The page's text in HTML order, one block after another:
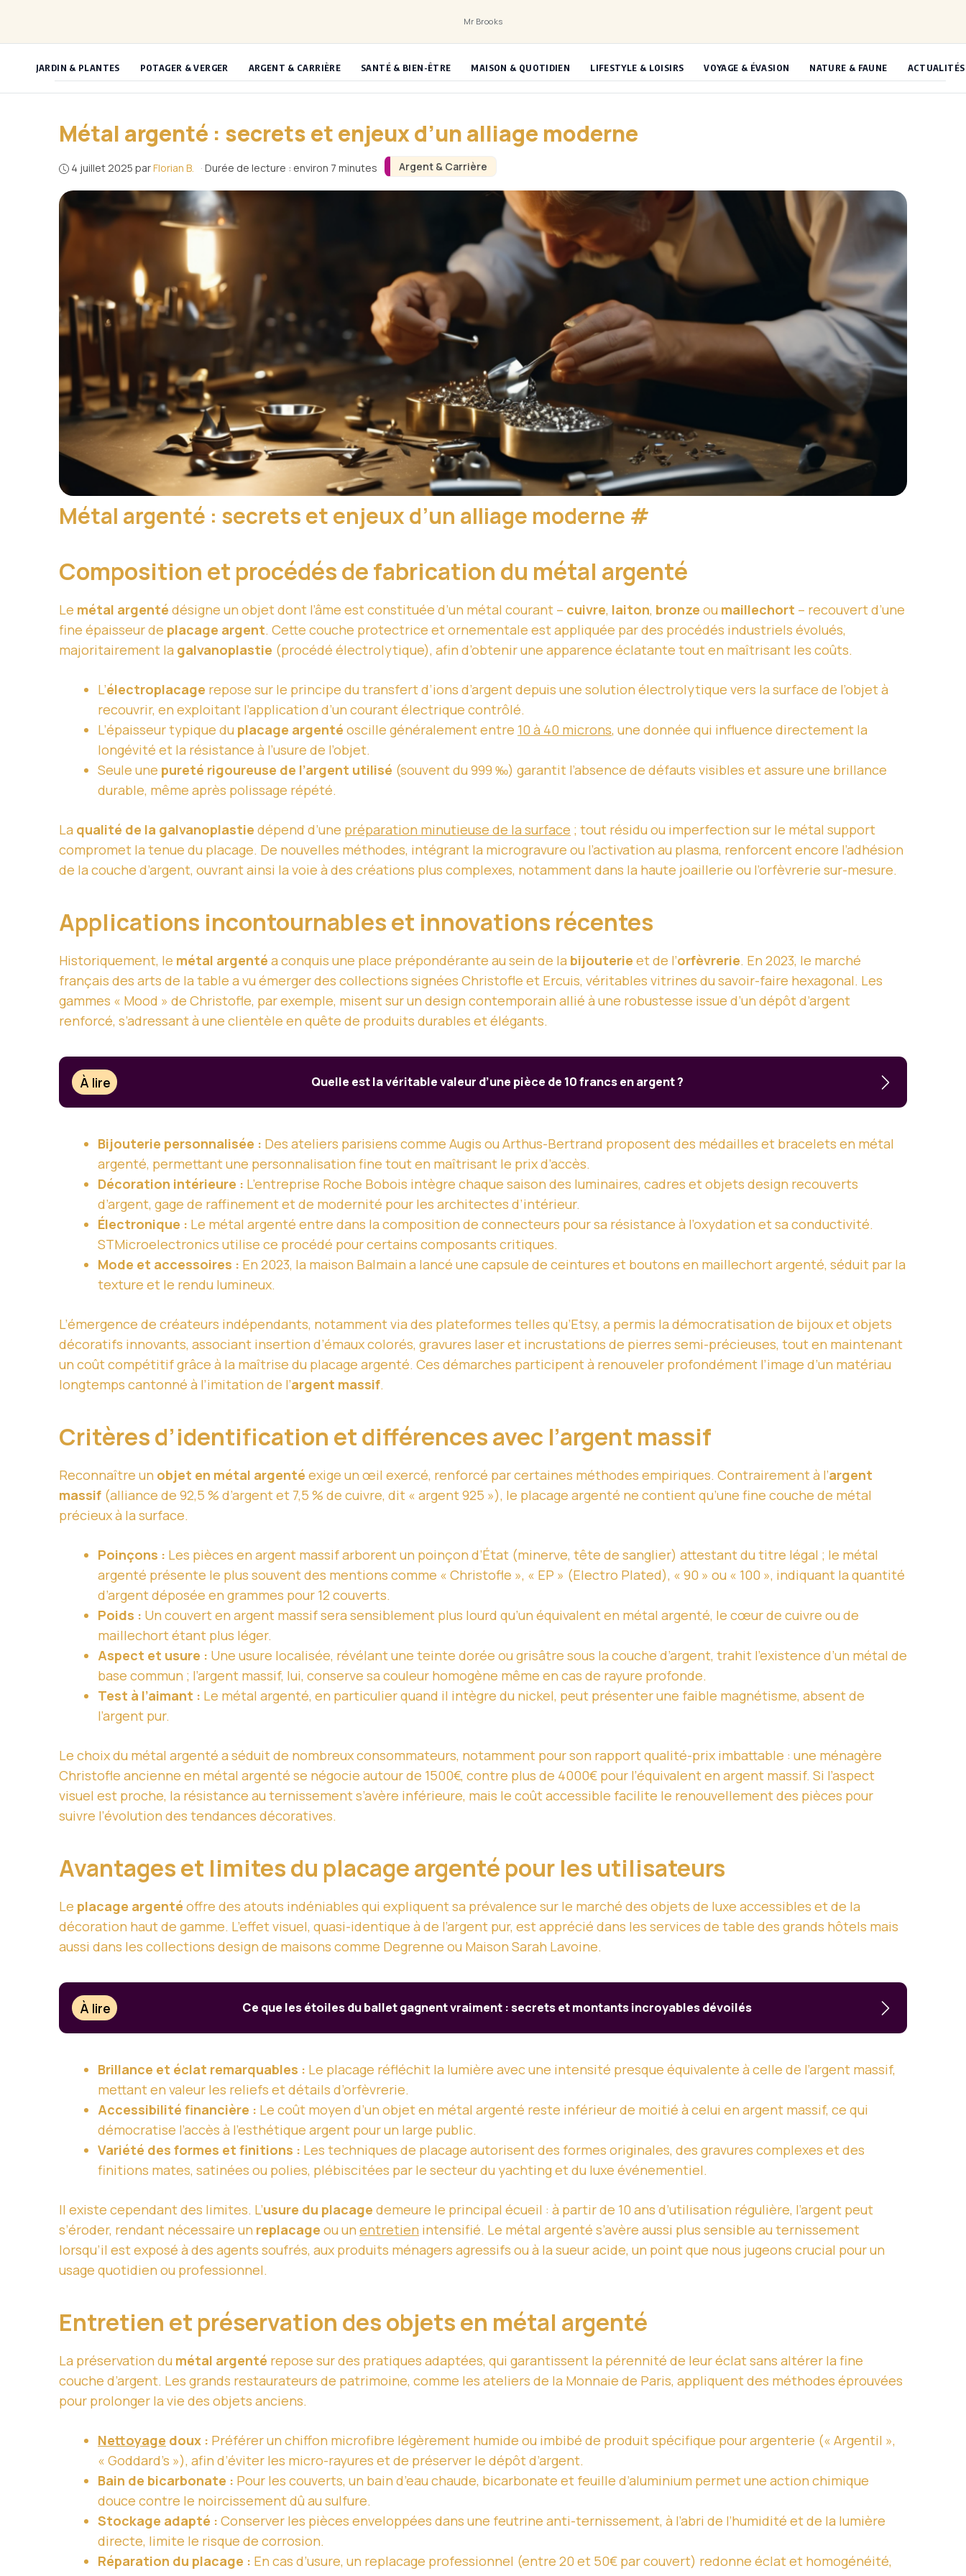
contenu
Mr Brooks
JARDIN & PLANTES POTAGER & VERGER ARGENT & CARRIÈRE SANTÉ & BIEN-ÊTRE MAISON & QUOTIDIEN LIFESTYLE & LOISIRS VOYAGE & ÉVASION NATURE & FAUNE ACTUALITÉS
Argent & Carrière
Métal argenté : secrets et enjeux d’un alliage moderne
4 juillet 2025 parFlorian B. · Durée de lecture : environ 7 minutes
Métal argenté : secrets et enjeux d’un alliage moderne #
Composition et procédés de fabrication du métal argenté
Le métal argenté désigne un objet dont l’âme est constituée d’un métal courant – cuivre, laiton, bronze ou maillechort – recouvert d’une
fine épaisseur de placage argent. Cette couche protectrice et ornementale est appliquée par des procédés industriels évolués,
majoritairement la galvanoplastie (procédé électrolytique), afin d’obtenir une apparence éclatante tout en maîtrisant les coûts.
L’électroplacage repose sur le principe du transfert d’ions d’argent depuis une solution électrolytique vers la surface de l’objet à
recouvrir, en exploitant l’application d’un courant électrique contrôlé.
L’épaisseur typique du placage argenté oscille généralement entre 10 à 40 microns, une donnée qui influence directement la
longévité et la résistance à l’usure de l’objet.
Seule une pureté rigoureuse de l’argent utilisé (souvent du 999 ‰) garantit l’absence de défauts visibles et assure une brillance
durable, même après polissage répété.
La qualité de la galvanoplastie dépend d’une préparation minutieuse de la surface ; tout résidu ou imperfection sur le métal support
compromet la tenue du placage. De nouvelles méthodes, intégrant la microgravure ou l’activation au plasma, renforcent encore l’adhésion
de la couche d’argent, ouvrant ainsi la voie à des créations plus complexes, notamment dans la haute joaillerie ou l’orfèvrerie sur-mesure.
Applications incontournables et innovations récentes
Historiquement, le métal argenté a conquis une place prépondérante au sein de la bijouterie et de l’orfèvrerie. En 2023, le marché
français des arts de la table a vu émerger des collections signées Christofle et Ercuis, véritables vitrines du savoir-faire hexagonal. Les
gammes « Mood » de Christofle, par exemple, misent sur un design contemporain allié à une robustesse issue d’un dépôt d’argent
renforcé, s’adressant à une clientèle en quête de produits durables et élégants.
À lire Quelle est la véritable valeur d’une pièce de 10 francs en argent ?
Bijouterie personnalisée : Des ateliers parisiens comme Augis ou Arthus-Bertrand proposent des médailles et bracelets en métal
argenté, permettant une personnalisation fine tout en maîtrisant le prix d’accès.
Décoration intérieure : L’entreprise Roche Bobois intègre chaque saison des luminaires, cadres et objets design recouverts
d’argent, gage de raffinement et de modernité pour les architectes d’intérieur.
Électronique : Le métal argenté entre dans la composition de connecteurs pour sa résistance à l’oxydation et sa conductivité.
STMicroelectronics utilise ce procédé pour certains composants critiques.
Mode et accessoires : En 2023, la maison Balmain a lancé une capsule de ceintures et boutons en maillechort argenté, séduit par la
texture et le rendu lumineux.
L’émergence de créateurs indépendants, notamment via des plateformes telles qu’Etsy, a permis la démocratisation de bijoux et objets
décoratifs innovants, associant insertion d’émaux colorés, gravures laser et incrustations de pierres semi-précieuses, tout en maintenant
un coût compétitif grâce à la maîtrise du placage argenté. Ces démarches participent à renouveler profondément l’image d’un matériau
longtemps cantonné à l’imitation de l’argent massif.
Critères d’identification et différences avec l’argent massif
Reconnaître un objet en métal argenté exige un œil exercé, renforcé par certaines méthodes empiriques. Contrairement à l’argent
massif (alliance de 92,5 % d’argent et 7,5 % de cuivre, dit « argent 925 »), le placage argenté ne contient qu’une fine couche de métal
précieux à la surface.
Poinçons : Les pièces en argent massif arborent un poinçon d’État (minerve, tête de sanglier) attestant du titre légal ; le métal
argenté présente le plus souvent des mentions comme « Christofle », « EP » (Electro Plated), « 90 » ou « 100 », indiquant la quantité
d’argent déposée en grammes pour 12 couverts.
Poids : Un couvert en argent massif sera sensiblement plus lourd qu’un équivalent en métal argenté, le cœur de cuivre ou de
maillechort étant plus léger.
Aspect et usure : Une usure localisée, révélant une teinte dorée ou grisâtre sous la couche d’argent, trahit l’existence d’un métal de
base commun ; l’argent massif, lui, conserve sa couleur homogène même en cas de rayure profonde.
Test à l’aimant : Le métal argenté, en particulier quand il intègre du nickel, peut présenter une faible magnétisme, absent de
l’argent pur.
Le choix du métal argenté a séduit de nombreux consommateurs, notamment pour son rapport qualité-prix imbattable : une ménagère
Christofle ancienne en métal argenté se négocie autour de 1500€, contre plus de 4000€ pour l’équivalent en argent massif. Si l’aspect
visuel est proche, la résistance au ternissement s’avère inférieure, mais le coût accessible facilite le renouvellement des pièces pour
suivre l’évolution des tendances décoratives.
Avantages et limites du placage argenté pour les utilisateurs
Le placage argenté offre des atouts indéniables qui expliquent sa prévalence sur le marché des objets de luxe accessibles et de la
décoration haut de gamme. L’effet visuel, quasi-identique à de l’argent pur, est apprécié dans les services de table des grands hôtels mais
aussi dans les collections design de maisons comme Degrenne ou Maison Sarah Lavoine.
À lire Ce que les étoiles du ballet gagnent vraiment : secrets et montants incroyables dévoilés
Brillance et éclat remarquables : Le placage réfléchit la lumière avec une intensité presque équivalente à celle de l’argent massif,
mettant en valeur les reliefs et détails d’orfèvrerie.
Accessibilité financière : Le coût moyen d’un objet en métal argenté reste inférieur de moitié à celui en argent massif, ce qui
démocratise l’accès à l’esthétique argent pour un large public.
Variété des formes et finitions : Les techniques de placage autorisent des formes originales, des gravures complexes et des
finitions mates, satinées ou polies, plébiscitées par le secteur du yachting et du luxe événementiel.
Il existe cependant des limites. L’usure du placage demeure le principal écueil : à partir de 10 ans d’utilisation régulière, l’argent peut
s’éroder, rendant nécessaire un replacage ou un entretien intensifié. Le métal argenté s’avère aussi plus sensible au ternissement
lorsqu’il est exposé à des agents soufrés, aux produits ménagers agressifs ou à la sueur acide, un point que nous jugeons crucial pour un
usage quotidien ou professionnel.
Entretien et préservation des objets en métal argenté
La préservation du métal argenté repose sur des pratiques adaptées, qui garantissent la pérennité de leur éclat sans altérer la fine
couche d’argent. Les grands restaurateurs de patrimoine, comme les ateliers de la Monnaie de Paris, appliquent des méthodes éprouvées
pour prolonger la vie des objets anciens.
Nettoyage doux : Préférer un chiffon microfibre légèrement humide ou imbibé de produit spécifique pour argenterie (« Argentil »,
« Goddard’s »), afin d’éviter les micro-rayures et de préserver le dépôt d’argent.
Bain de bicarbonate : Pour les couverts, un bain d’eau chaude, bicarbonate et feuille d’aluminium permet une action chimique
douce contre le noircissement dû au sulfure.
Stockage adapté : Conserver les pièces enveloppées dans une feutrine anti-ternissement, à l’abri de l’humidité et de la lumière
directe, limite le risque de corrosion.
Réparation du placage : En cas d’usure, un replacage professionnel (entre 20 et 50€ par couvert) redonne éclat et homogénéité,